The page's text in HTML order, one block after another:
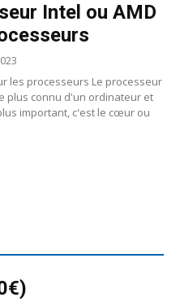
Intel ou AMD
les processeurs Le processeur
plus connu d'un ordinateur et
important, c'est le cœur ou